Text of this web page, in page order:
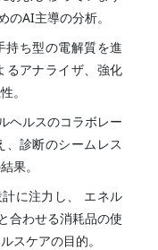
のAI主導の分析。
持ち型の電解質を進
るアナライザ、強化
。
ヘルスのコラボレー
、診断のシームレス
果。
に注力し、 エネル
合わせる消耗品の使
スケアの目的。